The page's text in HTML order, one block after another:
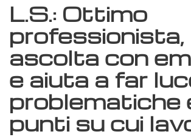
L.S.: Ottimo
professionista,
ascolta con
e aiuta a far
problematiche
punti su cui